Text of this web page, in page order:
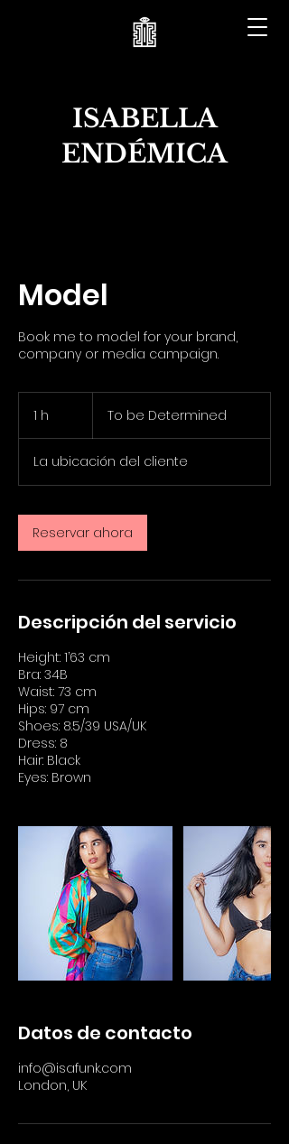
ISABELLA
ENDÉMICA
Model
Book me to model for your brand,
company or media campaign.
1 h
Determined
To be Determined
La ubicación del cliente
Reservar ahora
Descripción del servicio
Height: 1’63 cm
Bra: 34B
Waist: 73 cm
Hips: 97 cm
Shoes: 8.5/39 USA/UK
Dress: 8
Hair: Black
Eyes: Brown
Datos de contacto
info@isafunk.com
London, UK